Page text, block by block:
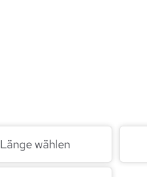
Länge wählen